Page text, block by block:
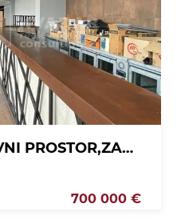
LUXUZAN POSLOVNI PROSTOR,ZAGREB,SAVICA,NOVOGRADNJA(160 m2)
700 000 €